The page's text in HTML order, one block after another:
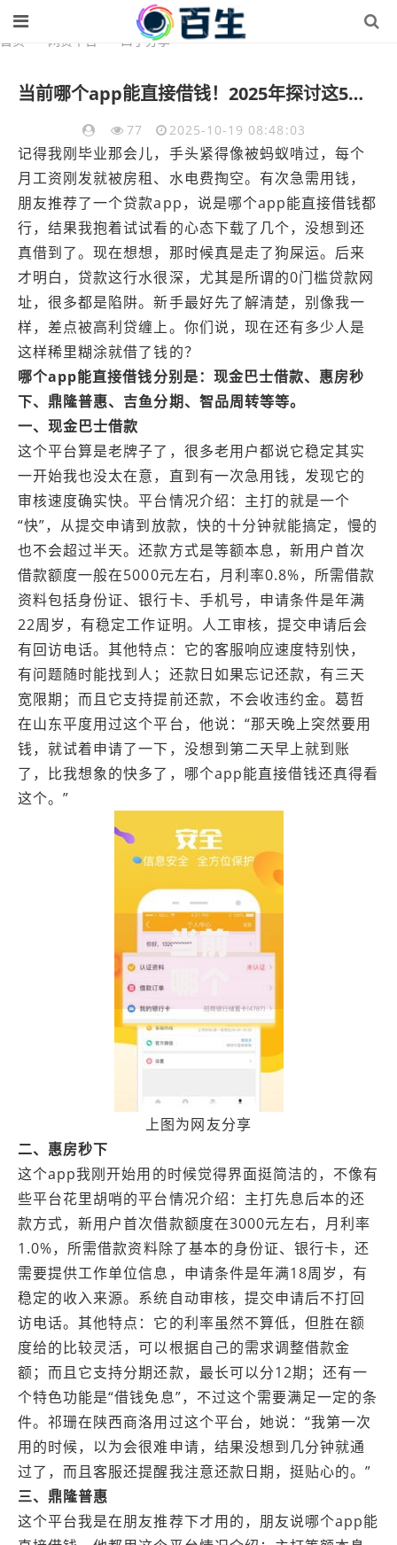
首页 网贷平台 口子分享
当前哪个app能直接借钱！2025年探讨这5个0门槛贷款网址
77 2025-10-19 08:48:03
记得我刚毕业那会儿，手头紧得像被蚂蚁啃过，每个
月工资刚发就被房租、水电费掏空。有次急需用钱，
朋友推荐了一个贷款app，说是哪个app能直接借钱都
行，结果我抱着试试看的心态下载了几个，没想到还
真借到了。现在想想，那时候真是走了狗屎运。后来
才明白，贷款这行水很深，尤其是所谓的0门槛贷款网
址，很多都是陷阱。新手最好先了解清楚，别像我一
样，差点被高利贷缠上。你们说，现在还有多少人是
这样稀里糊涂就借了钱的？
哪个app能直接借钱分别是：现金巴士借款、惠房秒
下、鼎隆普惠、吉鱼分期、智品周转等等。
一、现金巴士借款
这个平台算是老牌子了，很多老用户都说它稳定其实
一开始我也没太在意，直到有一次急用钱，发现它的
审核速度确实快。平台情况介绍：主打的就是一个
“快”，从提交申请到放款，快的十分钟就能搞定，慢的
也不会超过半天。还款方式是等额本息，新用户首次
借款额度一般在5000元左右，月利率0.8%，所需借款
资料包括身份证、银行卡、手机号，申请条件是年满
22周岁，有稳定工作证明。人工审核，提交申请后会
有回访电话。其他特点：它的客服响应速度特别快，
有问题随时能找到人；还款日如果忘记还款，有三天
宽限期；而且它支持提前还款，不会收违约金。葛哲
在山东平度用过这个平台，他说：“那天晚上突然要用
钱，就试着申请了一下，没想到第二天早上就到账
了，比我想象的快多了，哪个app能直接借钱还真得看
这个。”
上图为网友分享
二、惠房秒下
这个app我刚开始用的时候觉得界面挺简洁的，不像有
些平台花里胡哨的平台情况介绍：主打先息后本的还
款方式，新用户首次借款额度在3000元左右，月利率
1.0%，所需借款资料除了基本的身份证、银行卡，还
需要提供工作单位信息，申请条件是年满18周岁，有
稳定的收入来源。系统自动审核，提交申请后不打回
访电话。其他特点：它的利率虽然不算低，但胜在额
度给的比较灵活，可以根据自己的需求调整借款金
额；而且它支持分期还款，最长可以分12期；还有一
个特色功能是“借钱免息”，不过这个需要满足一定的条
件。祁珊在陕西商洛用过这个平台，她说：“我第一次
用的时候，以为会很难申请，结果没想到几分钟就通
过了，而且客服还提醒我注意还款日期，挺贴心的。”
三、鼎隆普惠
这个平台我是在朋友推荐下才用的，朋友说哪个app能